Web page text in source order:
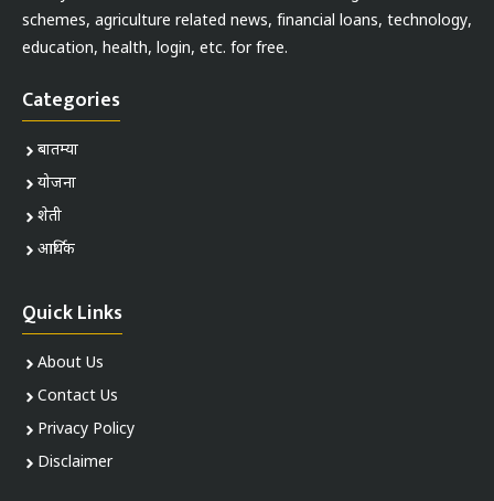
schemes, agriculture related news, financial loans, technology,
education, health, login, etc. for free.
Categories
बातम्या
योजना
शेती
आर्थिक
Quick Links
About Us
Contact Us
Privacy Policy
Disclaimer